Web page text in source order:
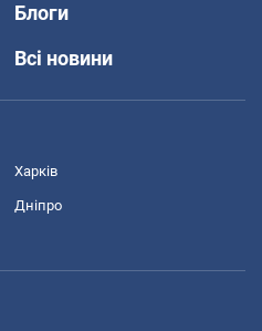
Блоги
Всі новини
Харків
Дніпро